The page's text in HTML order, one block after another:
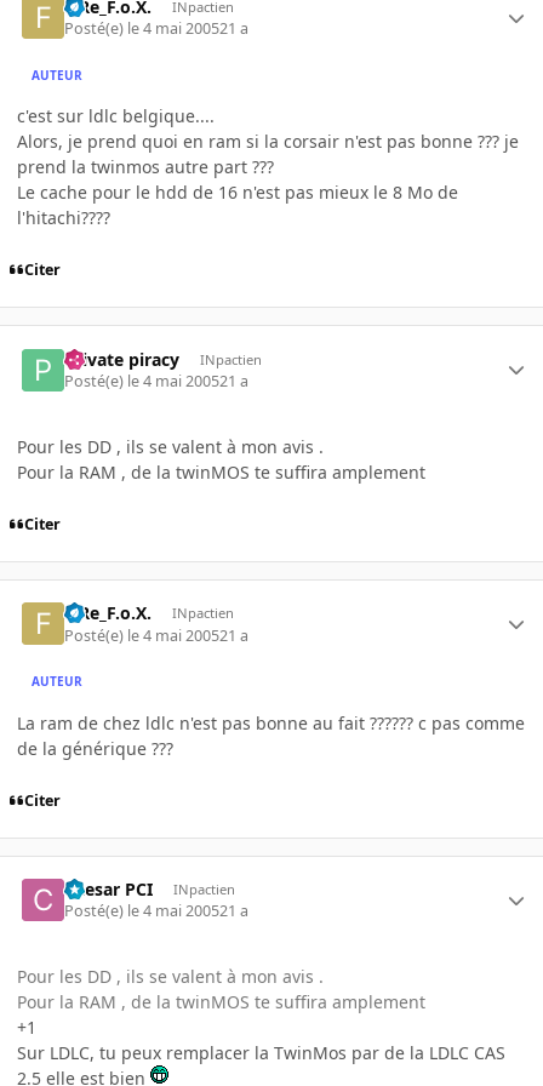
FiRe_F.o.X. INpactien
Posté(e) le 4 mai 200521 a
AUTEUR
c'est sur ldlc belgique....
Alors, je prend quoi en ram si la corsair n'est pas bonne ??? je
prend la twinmos autre part ???
Le cache pour le hdd de 16 n'est pas mieux le 8 Mo de
l'hitachi????
Citer
Private piracy INpactien
Posté(e) le 4 mai 200521 a
Pour les DD , ils se valent à mon avis .
Pour la RAM , de la twinMOS te suffira amplement
Citer
FiRe_F.o.X. INpactien
Posté(e) le 4 mai 200521 a
AUTEUR
La ram de chez ldlc n'est pas bonne au fait ?????? c pas comme
de la générique ???
Citer
Caesar PCI INpactien
Posté(e) le 4 mai 200521 a
Pour les DD , ils se valent à mon avis .
Pour la RAM , de la twinMOS te suffira amplement
+1
Sur LDLC, tu peux remplacer la TwinMos par de la LDLC CAS
2.5 elle est bien